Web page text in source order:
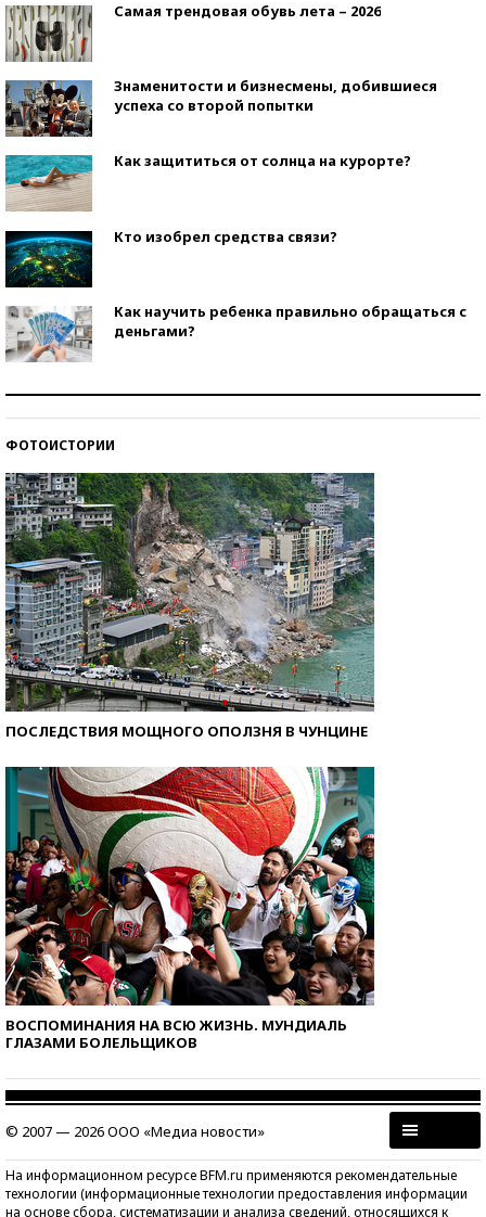
Самая трендовая обувь лета – 2026
Знаменитости и бизнесмены, добившиеся
успеха со второй попытки
Как защититься от солнца на курорте?
Кто изобрел средства связи?
Как научить ребенка правильно обращаться с
деньгами?
ФОТОИСТОРИИ
ПОСЛЕДСТВИЯ МОЩНОГО ОПОЛЗНЯ В ЧУНЦИНЕ
ВОСПОМИНАНИЯ НА ВСЮ ЖИЗНЬ. МУНДИАЛЬ
ГЛАЗАМИ БОЛЕЛЬЩИКОВ
© 2007 — 2026 ООО «Медиа новости»
На информационном ресурсе BFM.ru применяются рекомендательные
технологии (информационные технологии предоставления информации
на основе сбора, систематизации и анализа сведений, относящихся к